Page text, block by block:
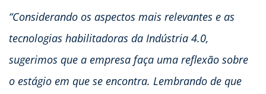
“Considerando os aspectos mais relevantes e as
tecnologias habilitadoras da Indústria 4.0,
sugerimos que a empresa faça uma reflexão sobre
o estágio em que se encontra. Lembrando de que